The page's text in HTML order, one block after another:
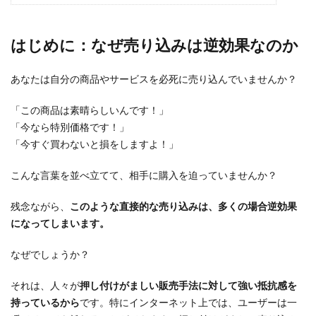
はじめに：なぜ売り込みは逆効果なのか
あなたは自分の商品やサービスを必死に売り込んでいませんか？
「この商品は素晴らしいんです！」
「今なら特別価格です！」
「今すぐ買わないと損をしますよ！」
こんな言葉を並べ立てて、相手に購入を迫っていませんか？
残念ながら、 このような直接的な売り込みは、多くの場合逆効果
になってしまいます。
なぜでしょうか？
それは、人々が押し付けがましい販売手法に対して強い抵抗感を
持っているからです。特にインターネット上では、ユーザーは一